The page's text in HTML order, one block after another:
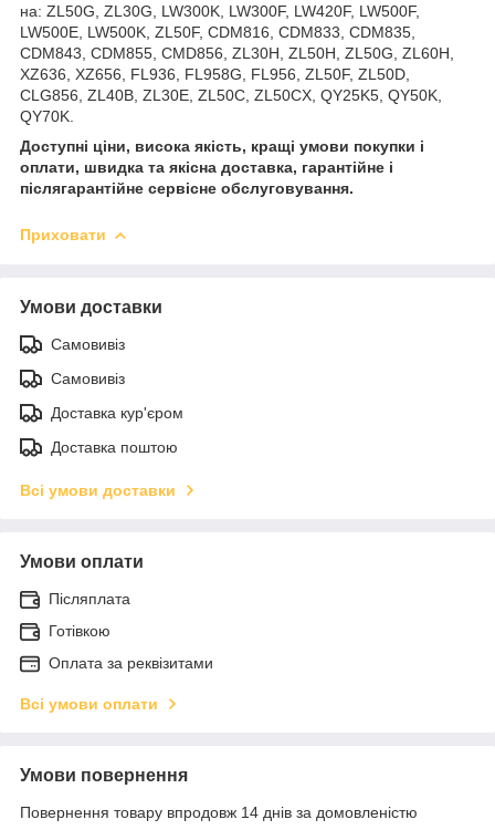
на: ZL50G, ZL30G, LW300K, LW300F, LW420F, LW500F,
LW500E, LW500K, ZL50F, CDM816, CDM833, CDM835,
CDM843, CDM855, CMD856, ZL30H, ZL50H, ZL50G, ZL60H,
XZ636, XZ656, FL936, FL958G, FL956, ZL50F, ZL50D,
CLG856, ZL40B, ZL30E, ZL50C, ZL50CX, QY25K5, QY50K,
QY70K.
Доступні ціни, висока якість, кращі умови покупки і
оплати, швидка та якісна доставка, гарантійне і
післягарантійне сервісне обслуговування.
Приховати
Умови доставки
Самовивіз
Самовивіз
Доставка кур'єром
Доставка поштою
Всі умови доставки
Умови оплати
Післяплата
Готівкою
Оплата за реквізитами
Всі умови оплати
Умови повернення
Повернення товару впродовж 14 днів за домовленістю